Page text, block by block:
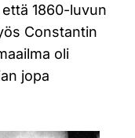
1860-luvun
Constantin
oli
jopa